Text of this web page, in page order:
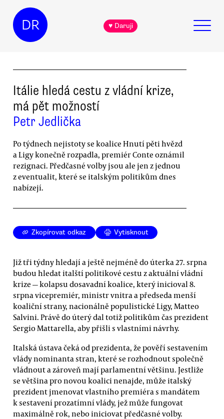
DR ♥ Daruji
Itálie hledá cestu z vládní krize,
má pět možností
Petr Jedlička
Po týdnech nejistoty se koalice Hnutí pěti hvězd
a Ligy konečně rozpadla, premiér Conte oznámil
rezignaci. Předčasné volby jsou ale jen z jednou
z eventualit, které se italským politikům dnes
nabízejí.
Zkopírovat odkaz Vytisknout
Již tři týdny hledají a ještě nejméně do úterka 27. srpna
budou hledat italští politikové cestu z aktuální vládní
krize — kolapsu dosavadní koalice, který inicioval 8.
srpna vicepremiér, ministr vnitra a předseda menší
koaliční strany, nacionálně populistické Ligy, Matteo
Salvini. Právě do úterý dal totiž politikům čas prezident
Sergio Mattarella, aby přišli s vlastními návrhy.
Italská ústava čeká od prezidenta, že pověří sestavením
vlády nominanta stran, které se rozhodnout společně
vládnout a zároveň mají parlamentní většinu. Jestliže
se většina pro novou koalici nenajde, může italský
prezident jmenovat vlastního premiéra s mandátem
k sestavení prozatímní vlády, jež může fungovat
maximálně rok, nebo iniciovat předčasné volby.